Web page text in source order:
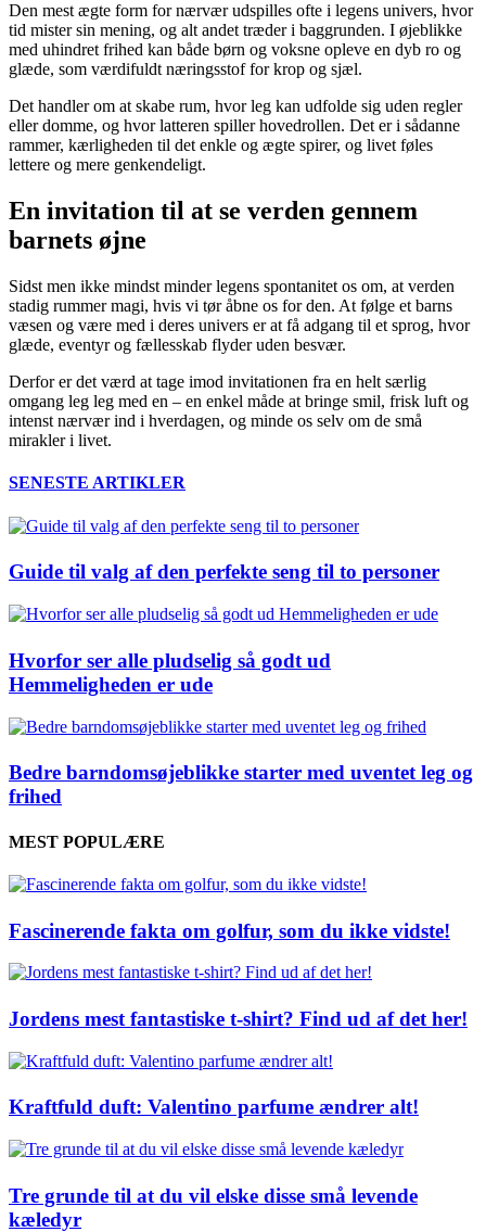
Den mest ægte form for nærvær udspilles ofte i legens univers, hvor
tid mister sin mening, og alt andet træder i baggrunden. I øjeblikke
med uhindret frihed kan både børn og voksne opleve en dyb ro og
glæde, som værdifuldt næringsstof for krop og sjæl.
Det handler om at skabe rum, hvor leg kan udfolde sig uden regler
eller domme, og hvor latteren spiller hovedrollen. Det er i sådanne
rammer, kærligheden til det enkle og ægte spirer, og livet føles
lettere og mere genkendeligt.
En invitation til at se verden gennem
barnets øjne
Sidst men ikke mindst minder legens spontanitet os om, at verden
stadig rummer magi, hvis vi tør åbne os for den. At følge et barns
væsen og være med i deres univers er at få adgang til et sprog, hvor
glæde, eventyr og fællesskab flyder uden besvær.
Derfor er det værd at tage imod invitationen fra en helt særlig
omgang leg leg med en – en enkel måde at bringe smil, frisk luft og
intenst nærvær ind i hverdagen, og minde os selv om de små
mirakler i livet.
SENESTE ARTIKLER
Guide til valg af den perfekte seng til to personer
Hvorfor ser alle pludselig så godt ud
Hemmeligheden er ude
Bedre barndomsøjeblikke starter med uventet leg og
frihed
MEST POPULÆRE
Fascinerende fakta om golfur, som du ikke vidste!
Jordens mest fantastiske t-shirt? Find ud af det her!
Kraftfuld duft: Valentino parfume ændrer alt!
Tre grunde til at du vil elske disse små levende
kæledyr